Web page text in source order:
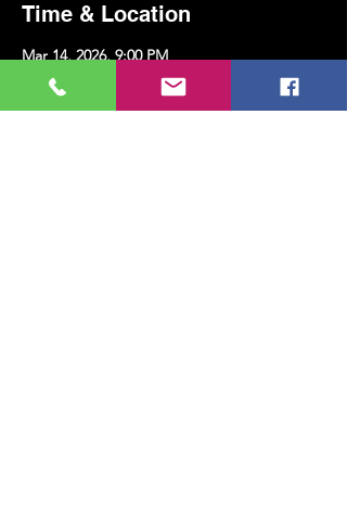
Time & Location
Mar 14, 2026, 9:00 PM
KMK, Erenköy, Kazım Karabekirpaşa Sok.
No:8, 34738 Kadıköy/İstanbul, Türkiye